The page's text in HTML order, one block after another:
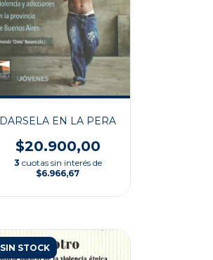
DARSELA EN LA PERA
$20.900,00
3 cuotas sin interés de
$6.966,67
SIN STOCK